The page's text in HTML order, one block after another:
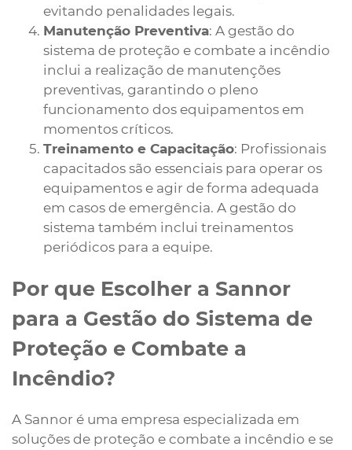
evitando penalidades legais.
Manutenção Preventiva: A gestão do
sistema de proteção e combate a incêndio
inclui a realização de manutenções
preventivas, garantindo o pleno
funcionamento dos equipamentos em
momentos críticos.
Treinamento e Capacitação: Profissionais
capacitados são essenciais para operar os
equipamentos e agir de forma adequada
em casos de emergência. A gestão do
sistema também inclui treinamentos
periódicos para a equipe.
Por que Escolher a Sannor
para a Gestão do Sistema de
Proteção e Combate a
Incêndio?
A Sannor é uma empresa especializada em
soluções de proteção e combate a incêndio e se